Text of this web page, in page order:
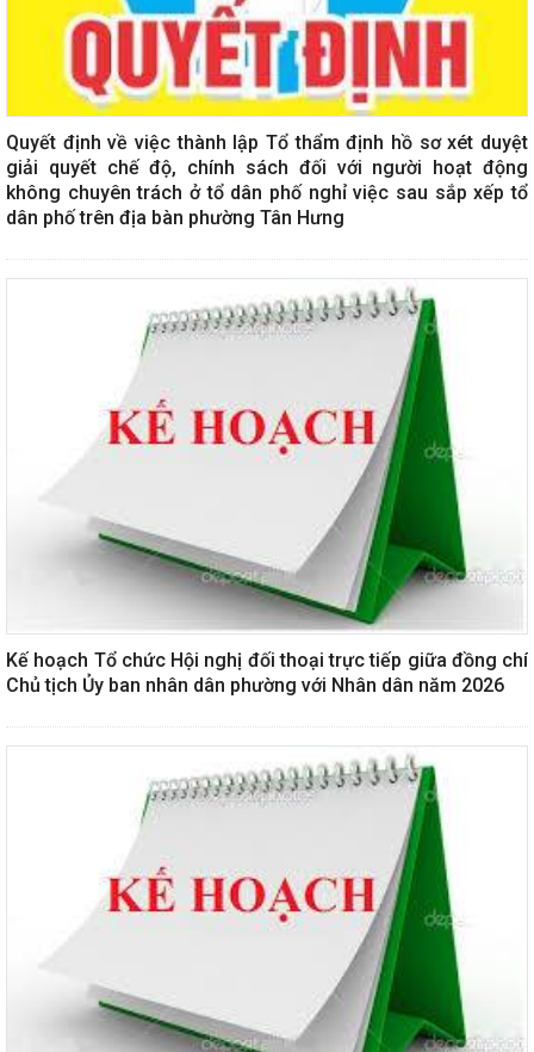
Quyết định về việc thành lập Tổ thẩm định hồ sơ xét duyệt
giải quyết chế độ, chính sách đối với người hoạt động
không chuyên trách ở tổ dân phố nghỉ việc sau sắp xếp tổ
dân phố trên địa bàn phường Tân Hưng
Kế hoạch Tổ chức Hội nghị đối thoại trực tiếp giữa đồng chí
Chủ tịch Ủy ban nhân dân phường với Nhân dân năm 2026